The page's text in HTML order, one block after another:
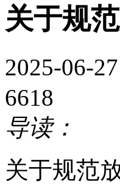
关于规
2025-06-
6618
导读：
关于规范